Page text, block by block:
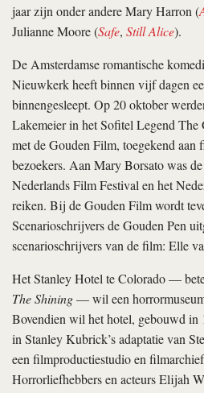
jaar zijn onder andere Mary Harron (
Julianne Moore (Safe, Still Alice).
De Amsterdamse romantische
Nieuwkerk heeft binnen vijf dagen
binnengesleept. Op 20 oktober
Lakemeier in het Sofitel Legend The
met de Gouden Film, toegekend aan
bezoekers. Aan Mary Borsato was
Nederlands Film Festival en het
reiken. Bij de Gouden Film wordt
Scenarioschrijvers de Gouden Pen
scenarioschrijvers van de film: Elle
Het Stanley Hotel te Colorado —
The Shining— wil een
Bovendien wil het hotel, gebouwd in
in Stanley Kubrick’s adaptatie van
een filmproductiestudio en
Horrorliefhebbers en acteurs Elijah